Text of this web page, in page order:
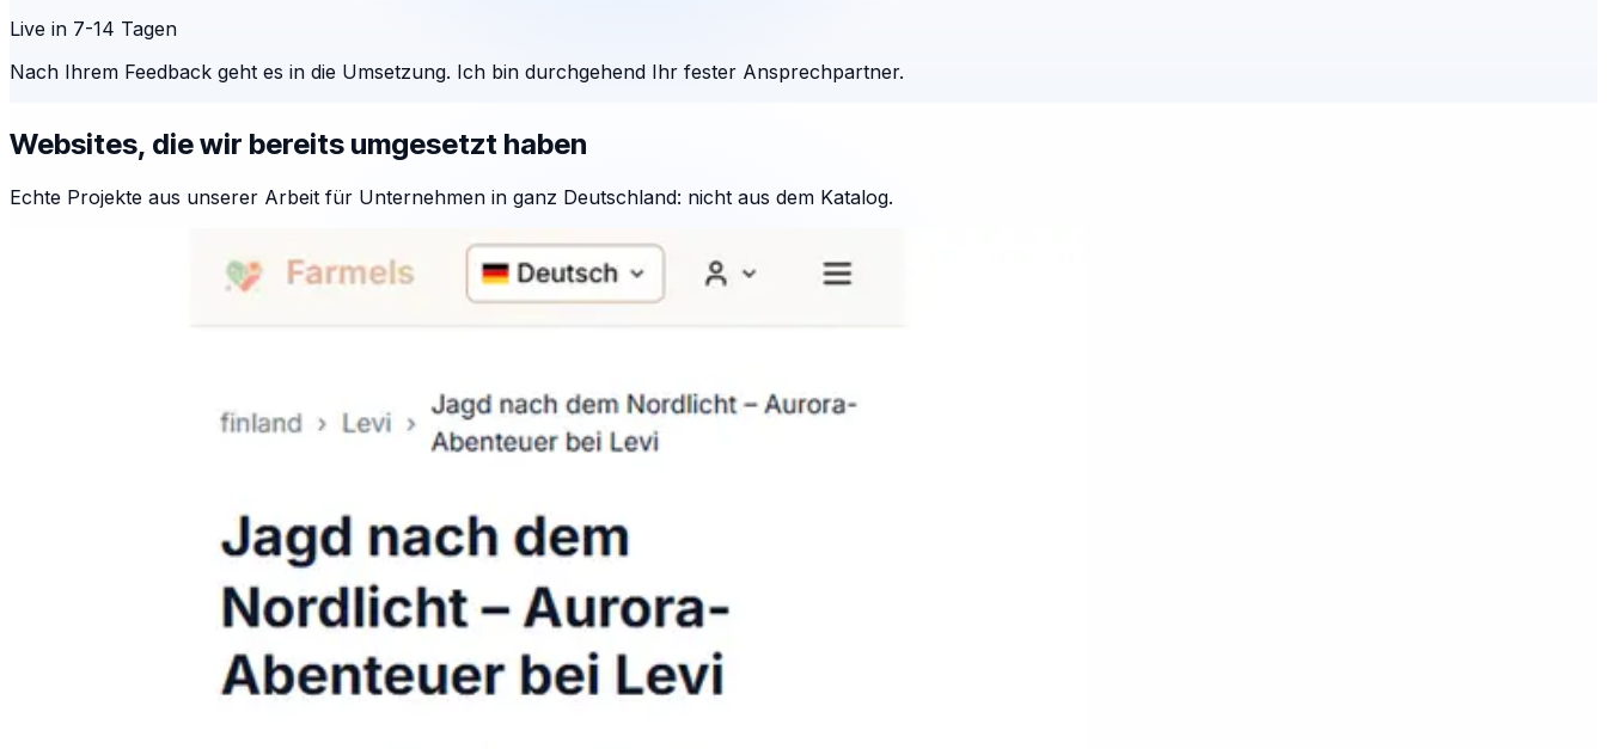
Live in 7-14 Tagen
Nach Ihrem Feedback geht es in die Umsetzung. Ich bin durchgehend Ihr fester Ansprechpartner.
Websites, die wir bereits umgesetzt haben
Echte Projekte aus unserer Arbeit für Unternehmen in ganz Deutschland: nicht aus dem Katalog.